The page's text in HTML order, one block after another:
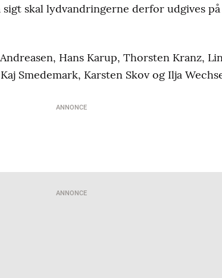
skal lydvandringerne derfor udgives
Hans Karup, Thorsten Kranz,
Smedemark, Karsten Skov og Ilja
ANNONCE
ANNONCE